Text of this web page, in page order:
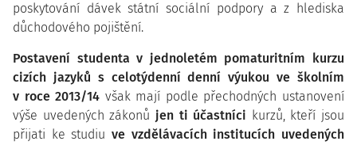
poskytování dávek státní sociální podpory a z hlediska
důchodového pojištění.
Postavení studenta v jednoletém pomaturitním kurzu
cizích jazyků s celotýdenní denní výukou ve školním
v roce 2013/14 však mají podle přechodných ustanovení
výše uvedených zákonů jen ti účastníci kurzů, kteří jsou
přijati ke studiu ve vzdělávacích institucích uvedených